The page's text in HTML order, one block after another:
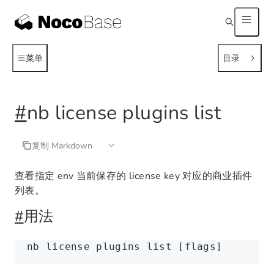
菜单 目录
#nb license plugins list
复制 Markdown
查看指定 env 当前保存的 license key 对应的商业插件
列表。
#用法
nb license plugins list [flags]